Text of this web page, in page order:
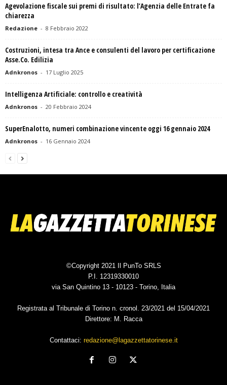
Agevolazione fiscale sui premi di risultato: l’Agenzia delle Entrate fa
chiarezza
Redazione - 8 Febbraio 2022
Costruzioni, intesa tra Ance e consulenti del lavoro per certificazione
Asse.Co. Edilizia
Adnkronos - 17 Luglio 2025
Intelligenza Artificiale: controllo e creatività
Adnkronos - 20 Febbraio 2024
SuperEnalotto, numeri combinazione vincente oggi 16 gennaio 2024
Adnkronos - 16 Gennaio 2024
©Copyright 2021 Il PunTo SRLS
P.I. 12319330010
via San Quintino 13 - 10123 - Torino, Italia
Registrata al Tribunale di Torino n. cronol. 23/2021 del 15/04/2021
Direttore: M. Racca
Contattaci: redazione@lagazzettatorinese.it